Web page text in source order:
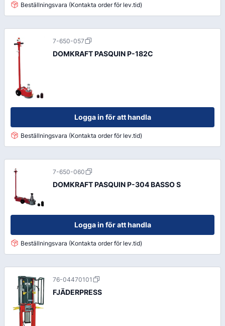
Beställningsvara (Kontakta order för lev.tid)
7-650-057
DOMKRAFT PASQUIN P-182C
Logga in för att handla
Beställningsvara (Kontakta order för lev.tid)
7-650-060
DOMKRAFT PASQUIN P-304 BASSO S
Logga in för att handla
Beställningsvara (Kontakta order för lev.tid)
76-04470101
FJÄDERPRESS